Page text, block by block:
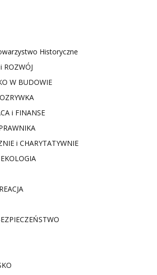
Historyczne
ROZWÓJ
W BUDOWIE
i FINANSE
i CHARYTATYWNIE